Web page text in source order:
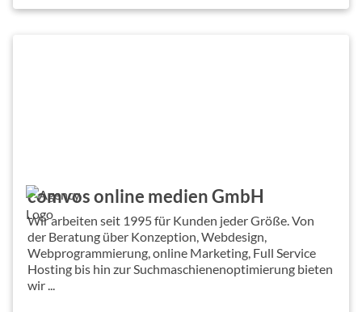
comvos online medien GmbH
Wir arbeiten seit 1995 für Kunden jeder Größe. Von
der Beratung über Konzeption, Webdesign,
Webprogrammierung, online Marketing, Full Service
Hosting bis hin zur Suchmaschienenoptimierung bieten
wir ...